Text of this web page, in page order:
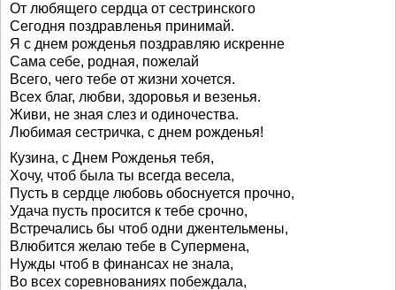
От любящего сердца от сестринского
Сегодня поздравленья принимай.
Я с днем рожденья поздравляю искренне
Сама себе, родная, пожелай
Всего, чего тебе от жизни хочется.
Всех благ, любви, здоровья и везенья.
Живи, не зная слез и одиночества.
Любимая сестричка, с днем рожденья!
Кузина, с Днем Рожденья тебя,
Хочу, чтоб была ты всегда весела,
Пусть в сердце любовь обоснуется прочно,
Удача пусть просится к тебе срочно,
Встречались бы чтоб одни джентельмены,
Влюбится желаю тебе в Супермена,
Нужды чтоб в финансах не знала,
Во всех соревнованиях побеждала,